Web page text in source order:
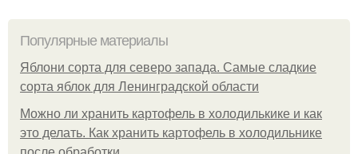
Популярные материалы
Яблони сорта для северо запада. Самые сладкие
сорта яблок для Ленинградской области
Можно ли хранить картофель в холодилькике и как
это делать. Как хранить картофель в холодильнике